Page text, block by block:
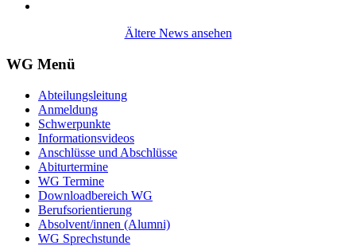
Ältere News ansehen
WG Menü
Abteilungsleitung
Anmeldung
Schwerpunkte
Informationsvideos
Anschlüsse und Abschlüsse
Abiturtermine
WG Termine
Downloadbereich WG
Berufsorientierung
Absolvent/innen (Alumni)
WG Sprechstunde